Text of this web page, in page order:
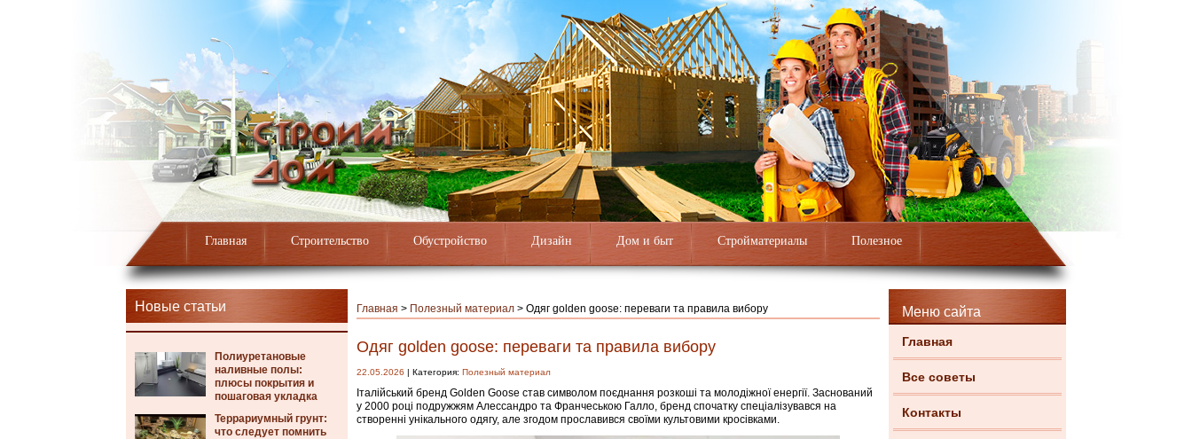
Главная Строительство Обустройство Дизайн Дом и быт Стройматериалы Полезное
Новые статьи
Полиуретановые
наливные полы:
плюсы покрытия и
пошаговая укладка
Террариумный грунт:
что следует помнить
Меню сайта
Главная
Все советы
Контакты
Главная > Полезный материал > Одяг golden goose: переваги та правила вибору
Одяг golden goose: переваги та правила вибору
22.05.2026 | Категория: Полезный материал
Італійський бренд Golden Goose став символом поєднання розкоші та молодіжної енергії. Заснований
у 2000 році подружжям Алессандро та Франчеською Галло, бренд спочатку спеціалізувався на
створенні унікального одягу, але згодом прославився своїми культовими кросівками.